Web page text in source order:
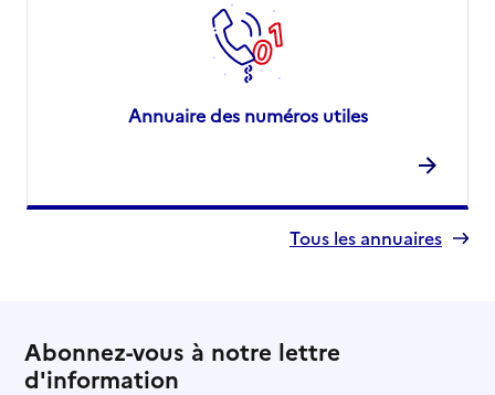
Annuaire des numéros utiles
Tous les annuaires
Abonnez-vous à notre lettre
d'information